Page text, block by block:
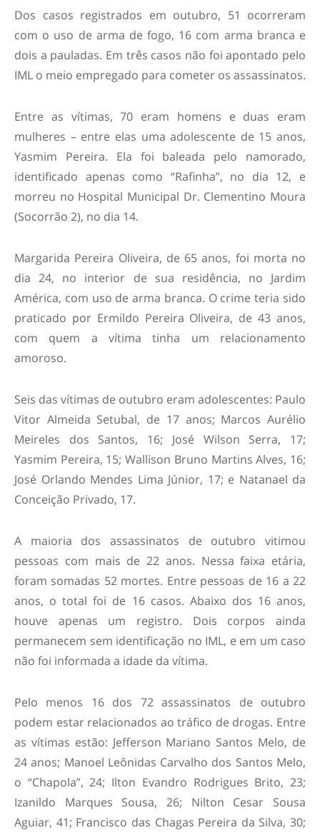
Dos casos registrados em outubro, 51 ocorreram
com o uso de arma de fogo, 16 com arma branca e
dois a pauladas. Em três casos não foi apontado pelo
IML o meio empregado para cometer os assassinatos.
Entre as vítimas, 70 eram homens e duas eram
mulheres – entre elas uma adolescente de 15 anos,
Yasmim Pereira. Ela foi baleada pelo namorado,
identificado apenas como “Rafinha”, no dia 12, e
morreu no Hospital Municipal Dr. Clementino Moura
(Socorrão 2), no dia 14.
Margarida Pereira Oliveira, de 65 anos, foi morta no
dia 24, no interior de sua residência, no Jardim
América, com uso de arma branca. O crime teria sido
praticado por Ermildo Pereira Oliveira, de 43 anos,
com quem a vítima tinha um relacionamento
amoroso.
Seis das vítimas de outubro eram adolescentes: Paulo
Vitor Almeida Setubal, de 17 anos; Marcos Aurélio
Meireles dos Santos, 16; José Wilson Serra, 17;
Yasmim Pereira, 15; Wallison Bruno Martins Alves, 16;
José Orlando Mendes Lima Júnior, 17; e Natanael da
Conceição Privado, 17.
A maioria dos assassinatos de outubro vitimou
pessoas com mais de 22 anos. Nessa faixa etária,
foram somadas 52 mortes. Entre pessoas de 16 a 22
anos, o total foi de 16 casos. Abaixo dos 16 anos,
houve apenas um registro. Dois corpos ainda
permanecem sem identificação no IML, e em um caso
não foi informada a idade da vítima.
Pelo menos 16 dos 72 assassinatos de outubro
podem estar relacionados ao tráfico de drogas. Entre
as vítimas estão: Jefferson Mariano Santos Melo, de
24 anos; Manoel Leônidas Carvalho dos Santos Melo,
o “Chapola”, 24; Ilton Evandro Rodrigues Brito, 23;
Izanildo Marques Sousa, 26; Nilton Cesar Sousa
Aguiar, 41; Francisco das Chagas Pereira da Silva, 30;